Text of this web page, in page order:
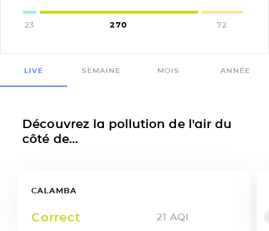
23 270 72
LIVE SEMAINE MOIS ANNÉE
Découvrez la pollution de l'air du
côté de...
CALAMBA
Correct 21 AQI